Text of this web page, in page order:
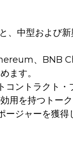
、中型および
、BNB
ます。
コントラクト
用を持つトーク
ージャーを獲